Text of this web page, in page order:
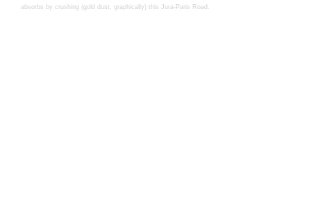
absorbs by crushing (gold dust, graphically) this Jura-Paris Road.